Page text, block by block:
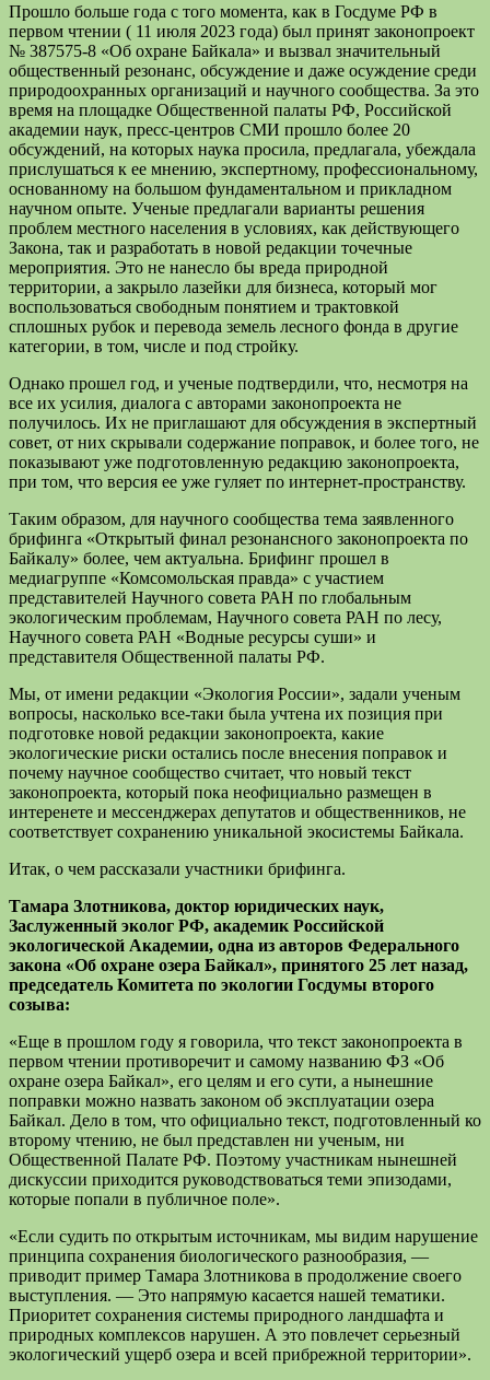
Прошло больше года с того момента, как в Госдуме РФ в
первом чтении ( 11 июля 2023 года) был принят законопроект
№ 387575-8 «Об охране Байкала» и вызвал значительный
общественный резонанс, обсуждение и даже осуждение среди
природоохранных организаций и научного сообщества. За это
время на площадке Общественной палаты РФ, Российской
академии наук, пресс-центров СМИ прошло более 20
обсуждений, на которых наука просила, предлагала, убеждала
прислушаться к ее мнению, экспертному, профессиональному,
основанному на большом фундаментальном и прикладном
научном опыте. Ученые предлагали варианты решения
проблем местного населения в условиях, как действующего
Закона, так и разработать в новой редакции точечные
мероприятия. Это не нанесло бы вреда природной
территории, а закрыло лазейки для бизнеса, который мог
воспользоваться свободным понятием и трактовкой
сплошных рубок и перевода земель лесного фонда в другие
категории, в том, числе и под стройку.
Однако прошел год, и ученые подтвердили, что, несмотря на
все их усилия, диалога с авторами законопроекта не
получилось. Их не приглашают для обсуждения в экспертный
совет, от них скрывали содержание поправок, и более того, не
показывают уже подготовленную редакцию законопроекта,
при том, что версия ее уже гуляет по интернет-пространству.
Таким образом, для научного сообщества тема заявленного
брифинга «Открытый финал резонансного законопроекта по
Байкалу» более, чем актуальна. Брифинг прошел в
медиагруппе «Комсомольская правда» с участием
представителей Научного совета РАН по глобальным
экологическим проблемам, Научного совета РАН по лесу,
Научного совета РАН «Водные ресурсы суши» и
представителя Общественной палаты РФ.
Мы, от имени редакции «Экология России», задали ученым
вопросы, насколько все-таки была учтена их позиция при
подготовке новой редакции законопроекта, какие
экологические риски остались после внесения поправок и
почему научное сообщество считает, что новый текст
законопроекта, который пока неофициально размещен в
интеренете и мессенджерах депутатов и общественников, не
соответствует сохранению уникальной экосистемы Байкала.
Итак, о чем рассказали участники брифинга.
Тамара Злотникова, доктор юридических наук,
Заслуженный эколог РФ, академик Российской
экологической Академии, одна из авторов Федерального
закона «Об охране озера Байкал», принятого 25 лет назад,
председатель Комитета по экологии Госдумы второго
созыва:
«Еще в прошлом году я говорила, что текст законопроекта в
первом чтении противоречит и самому названию ФЗ «Об
охране озера Байкал», его целям и его сути, а нынешние
поправки можно назвать законом об эксплуатации озера
Байкал. Дело в том, что официально текст, подготовленный ко
второму чтению, не был представлен ни ученым, ни
Общественной Палате РФ. Поэтому участникам нынешней
дискуссии приходится руководствоваться теми эпизодами,
которые попали в публичное поле».
«Если судить по открытым источникам, мы видим нарушение
принципа сохранения биологического разнообразия, —
приводит пример Тамара Злотникова в продолжение своего
выступления. — Это напрямую касается нашей тематики.
Приоритет сохранения системы природного ландшафта и
природных комплексов нарушен. А это повлечет серьезный
экологический ущерб озера и всей прибрежной территории».